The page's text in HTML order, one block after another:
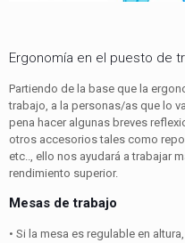
Ergonomía en el puesto de
Partiendo de la base que la
trabajo, a la personas/as que lo
pena hacer algunas breves
otros accesorios tales como
etc.., ello nos ayudará a trabajar
rendimiento superior.
Mesas de trabajo
• Si la mesa es regulable en